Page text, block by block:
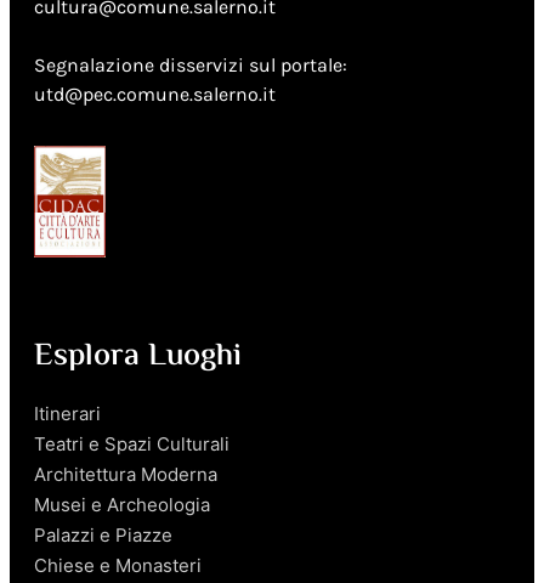
cultura@comune.salerno.it
Segnalazione disservizi sul portale:
utd@pec.comune.salerno.it
Esplora Luoghi
Itinerari
Teatri e Spazi Culturali
Architettura Moderna
Musei e Archeologia
Palazzi e Piazze
Chiese e Monasteri